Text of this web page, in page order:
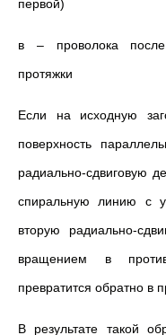
первой)
в – проволока после
протяжки
Если на исходную
поверхность
радиально-сдвиговую
спиральную линию с
вторую радиально-
вращением в
превратится обратно в
В результате такой